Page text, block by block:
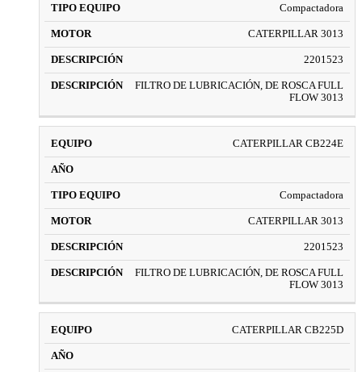
Compactadora
CATERPILLAR 3013
2201523
FILTRO DE LUBRICACIÓN, DE ROSCA FULL
FLOW 3013
CATERPILLAR CB224E
Compactadora
CATERPILLAR 3013
2201523
FILTRO DE LUBRICACIÓN, DE ROSCA FULL
FLOW 3013
CATERPILLAR CB225D